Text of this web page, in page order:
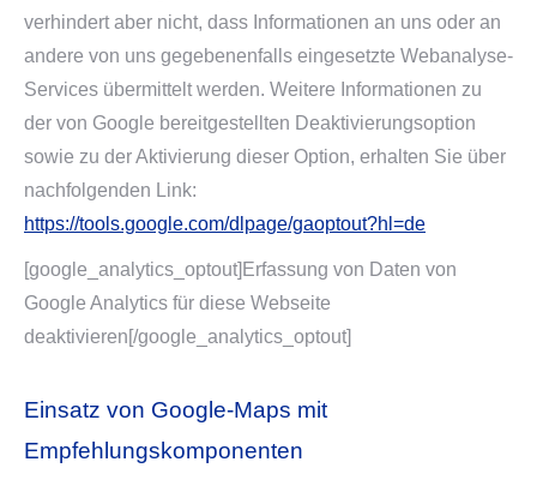
verhindert aber nicht, dass Informationen an uns oder an
andere von uns gegebenenfalls eingesetzte Webanalyse-
Services übermittelt werden. Weitere Informationen zu
der von Google bereitgestellten Deaktivierungsoption
sowie zu der Aktivierung dieser Option, erhalten Sie über
nachfolgenden Link:
https://tools.google.com/dlpage/gaoptout?hl=de
[google_analytics_optout]Erfassung von Daten von
Google Analytics für diese Webseite
deaktivieren[/google_analytics_optout]
Einsatz von Google-Maps mit
Empfehlungskomponenten